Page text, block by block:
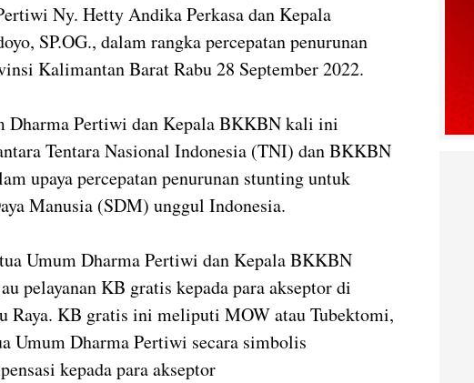
Ny. Hetty Andika Perkasa dan Kepala
SP.OG., dalam rangka percepatan penurunan
Kalimantan Barat Rabu 28 September 2022.
Dharma Pertiwi dan Kepala BKKBN kali ini
Tentara Nasional Indonesia (TNI) dan BKKBN
upaya percepatan penurunan stunting untuk
Manusia (SDM) unggul Indonesia.
Umum Dharma Pertiwi dan Kepala BKKBN
pelayanan KB gratis kepada para akseptor di
Raya. KB gratis ini meliputi MOW atau Tubektomi,
Umum Dharma Pertiwi secara simbolis
kepada para akseptor